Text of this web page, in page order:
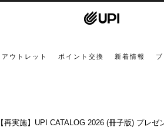
アウトレット ポイント交換 新着情報
【再実施】UPI CATALOG 2026 (冊子版) プレゼ